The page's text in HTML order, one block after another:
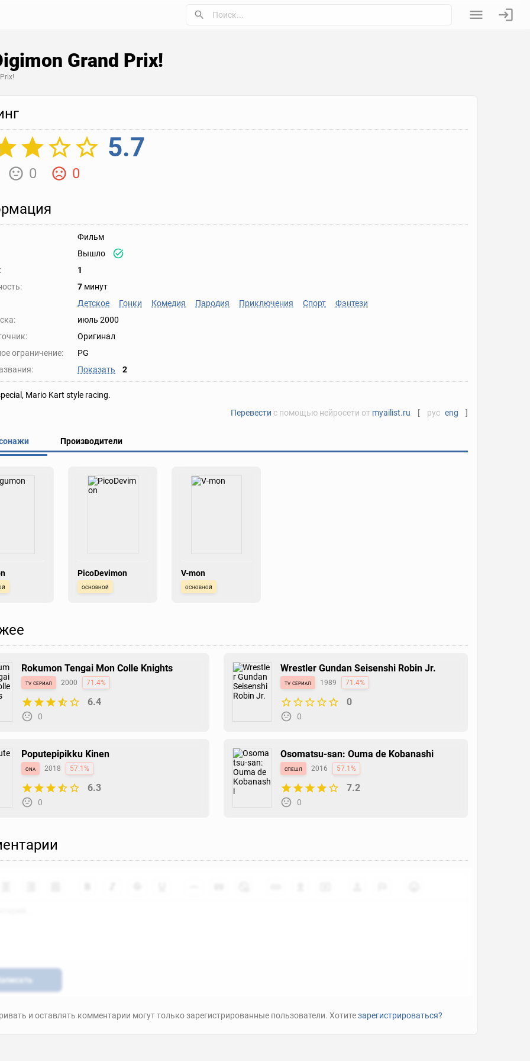
Grand Prix!
5.7
0 0
Фильм
Вышло
1
7 минут
Детское Гонки Комедия Пародия Приключения Спорт
Фэнтези
июль 2000
Оригинал
ограничение:
PG
Показать 2
Mario Kart style racing.
Перевести с помощью нейросети от myailist.ru [ рус eng ]
Производители
PicoDevimon
основной
V-mon
основной
Rokumon Tengai Mon Colle Knights
tv сериал 2000 71.4%
6.4
0
Wrestler Gundan Seisenshi Robin Jr.
tv сериал 1989 71.4%
0
0
Poputepipikku Kinen
ona 2018 57.1%
6.3
0
Osomatsu-san: Ouma de Kobanashi
спешл 2016 57.1%
7.2
0
и оставлять комментарии могут только зарегистрированные пользователи. Хотитезарегистрироваться?